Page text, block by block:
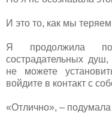
И это то, как мы
Я продолжила
сострадательных
не можете
войдите в контакт с
«Отлично», –